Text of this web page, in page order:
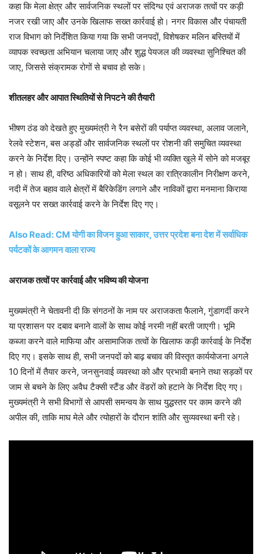
कहा कि मेला क्षेत्र और सार्वजनिक स्थलों पर संदिग्ध एवं अराजक तत्वों पर कड़ी
नजर रखी जाए और उनके खिलाफ सख्त कार्रवाई हो। नगर विकास और पंचायती
राज विभाग को निर्देशित किया गया कि सभी जनपदों, विशेषकर मलिन बस्तियों में
व्यापक स्वच्छता अभियान चलाया जाए और शुद्ध पेयजल की व्यवस्था सुनिश्चित की
जाए, जिससे संक्रामक रोगों से बचाव हो सके।
शीतलहर और आपात स्थितियों से निपटने की तैयारी
भीषण ठंड को देखते हुए मुख्यमंत्री ने रैन बसेरों की पर्याप्त व्यवस्था, अलाव जलाने,
रेलवे स्टेशन, बस अड्डों और सार्वजनिक स्थलों पर रोशनी की समुचित व्यवस्था
करने के निर्देश दिए। उन्होंने स्पष्ट कहा कि कोई भी व्यक्ति खुले में सोने को मजबूर
न हो। साथ ही, वरिष्ठ अधिकारियों को मेला स्थल का रात्रिकालीन निरीक्षण करने,
नदी में तेज बहाव वाले क्षेत्रों में बैरिकेडिंग लगाने और नाविकों द्वारा मनमाना किराया
वसूलने पर सख्त कार्रवाई करने के निर्देश दिए गए।
Also Read: CM योगी का विजन हुआ साकार, उत्तर प्रदेश बना देश में सर्वाधिक
पर्यटकों के आगमन वाला राज्य
अराजक तत्वों पर कार्रवाई और भविष्य की योजना
मुख्यमंत्री ने चेतावनी दी कि संगठनों के नाम पर अराजकता फैलाने, गुंडागर्दी करने
या प्रशासन पर दबाव बनाने वालों के साथ कोई नरमी नहीं बरती जाएगी। भूमि
कब्जा करने वाले माफिया और असामाजिक तत्वों के खिलाफ कड़ी कार्रवाई के निर्देश
दिए गए। इसके साथ ही, सभी जनपदों को बाढ़ बचाव की विस्तृत कार्ययोजना अगले
10 दिनों में तैयार करने, जनसुनवाई व्यवस्था को और प्रभावी बनाने तथा सड़कों पर
जाम से बचने के लिए अवैध टैक्सी स्टैंड और वेंडरों को हटाने के निर्देश दिए गए।
मुख्यमंत्री ने सभी विभागों से आपसी समन्वय के साथ युद्धस्तर पर काम करने की
अपील की, ताकि माघ मेले और त्योहारों के दौरान शांति और सुव्यवस्था बनी रहे।